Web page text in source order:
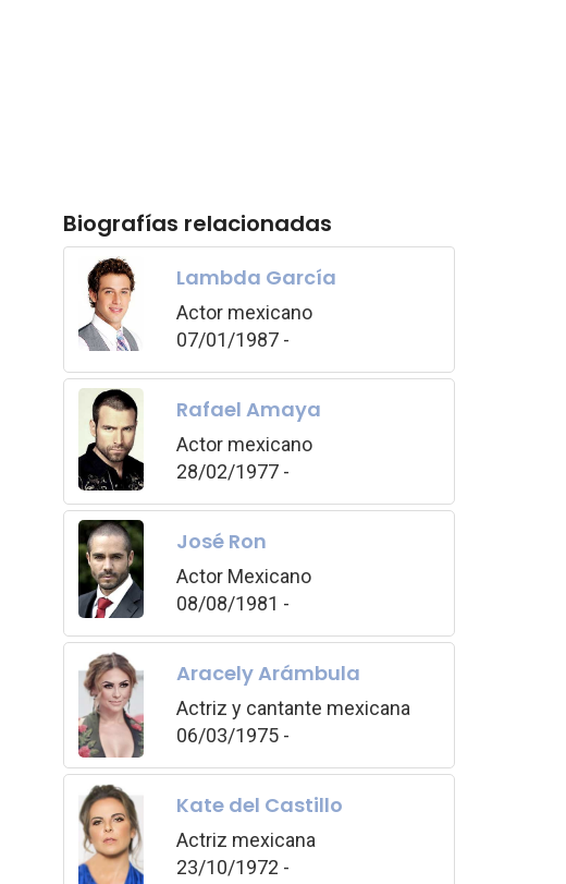
Biografías relacionadas
Lambda García
Actor mexicano
07/01/1987 -
Rafael Amaya
Actor mexicano
28/02/1977 -
José Ron
Actor Mexicano
08/08/1981 -
Aracely Arámbula
Actriz y cantante mexicana
06/03/1975 -
Kate del Castillo
Actriz mexicana
23/10/1972 -